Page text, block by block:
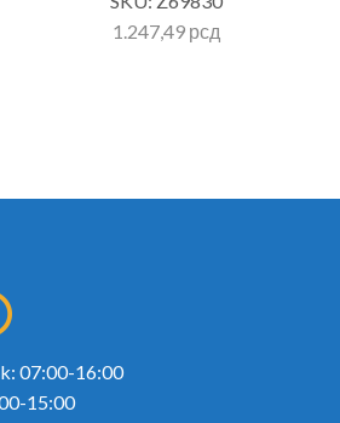
1.247,49 рсд
07:00-16:00
15:00